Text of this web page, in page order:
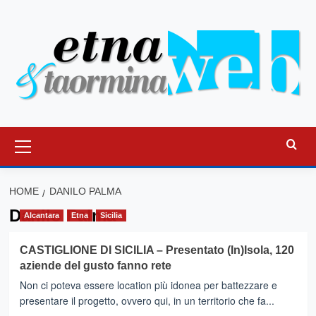
principale
HOME DANILO PALMA
Danilo Palma
Alcantara Etna Sicilia
CASTIGLIONE DI SICILIA – Presentato (In)Isola, 120
aziende del gusto fanno rete
Non ci poteva essere location più idonea per battezzare e
presentare il progetto, ovvero qui, in un territorio che fa...